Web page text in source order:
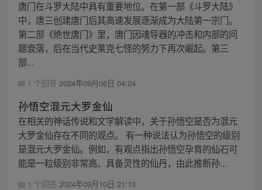
唐门在斗罗大陆中具有重要地位。在第一部《斗罗大陆》
中，唐三创建唐门后其高速发展逐渐成为大陆第一宗门。
第二部《绝世唐门》里，唐门因魂导器的冲击和内部的问
题衰落，后在当代史莱克七怪的努力下再次崛起。第三
部...
1 个回答 2024年09月06日 04:24
孙悟空混元大罗金仙
在相关的神话传说和文学解读中，关于孙悟空是否为混元
大罗金仙存在不同的观点。 有一种说法认为孙悟空的级别
是混元大罗金仙。例如，有观点指出孙悟空孕育的仙石可
能是一粒级别非常高、具备灵性的仙丹，由此推断孙...
1 个回答 2024年09月10日 21:13